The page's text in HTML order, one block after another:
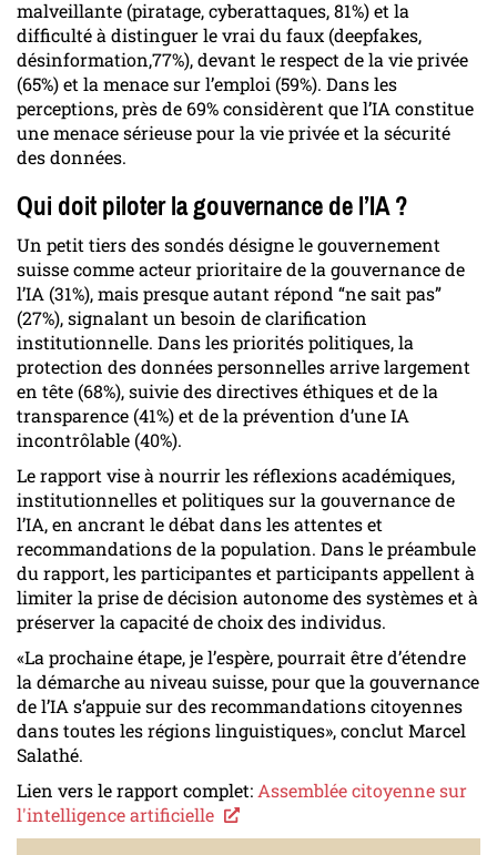
malveillante (piratage, cyberattaques, 81%) et la
difficulté à distinguer le vrai du faux (deepfakes,
désinformation,77%), devant le respect de la vie privée
(65%) et la menace sur l’emploi (59%). Dans les
perceptions, près de 69% considèrent que l’IA constitue
une menace sérieuse pour la vie privée et la sécurité
des données.
Qui doit piloter la gouvernance de l’IA ?
Un petit tiers des sondés désigne le gouvernement
suisse comme acteur prioritaire de la gouvernance de
l’IA (31%), mais presque autant répond “ne sait pas”
(27%), signalant un besoin de clarification
institutionnelle. Dans les priorités politiques, la
protection des données personnelles arrive largement
en tête (68%), suivie des directives éthiques et de la
transparence (41%) et de la prévention d’une IA
incontrôlable (40%).
Le rapport vise à nourrir les réflexions académiques,
institutionnelles et politiques sur la gouvernance de
l’IA, en ancrant le débat dans les attentes et
recommandations de la population. Dans le préambule
du rapport, les participantes et participants appellent à
limiter la prise de décision autonome des systèmes et à
préserver la capacité de choix des individus.
«La prochaine étape, je l’espère, pourrait être d’étendre
la démarche au niveau suisse, pour que la gouvernance
de l’IA s’appuie sur des recommandations citoyennes
dans toutes les régions linguistiques», conclut Marcel
Salathé.
Lien vers le rapport complet: Assemblée citoyenne sur
l'intelligence artificielle